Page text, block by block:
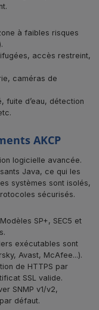
à faibles risques
accès restreint,
caméras de
fuite d’eau, détection
AKCP
logicielle avancée.
Java, ce qui les
systèmes sont isolés,
sécurisés.
Modèles SP+, SEC5 et
exécutables sont
Avast, McAfee...).
de HTTPS par
SSL valide.
SNMP v1/v2,
défaut.